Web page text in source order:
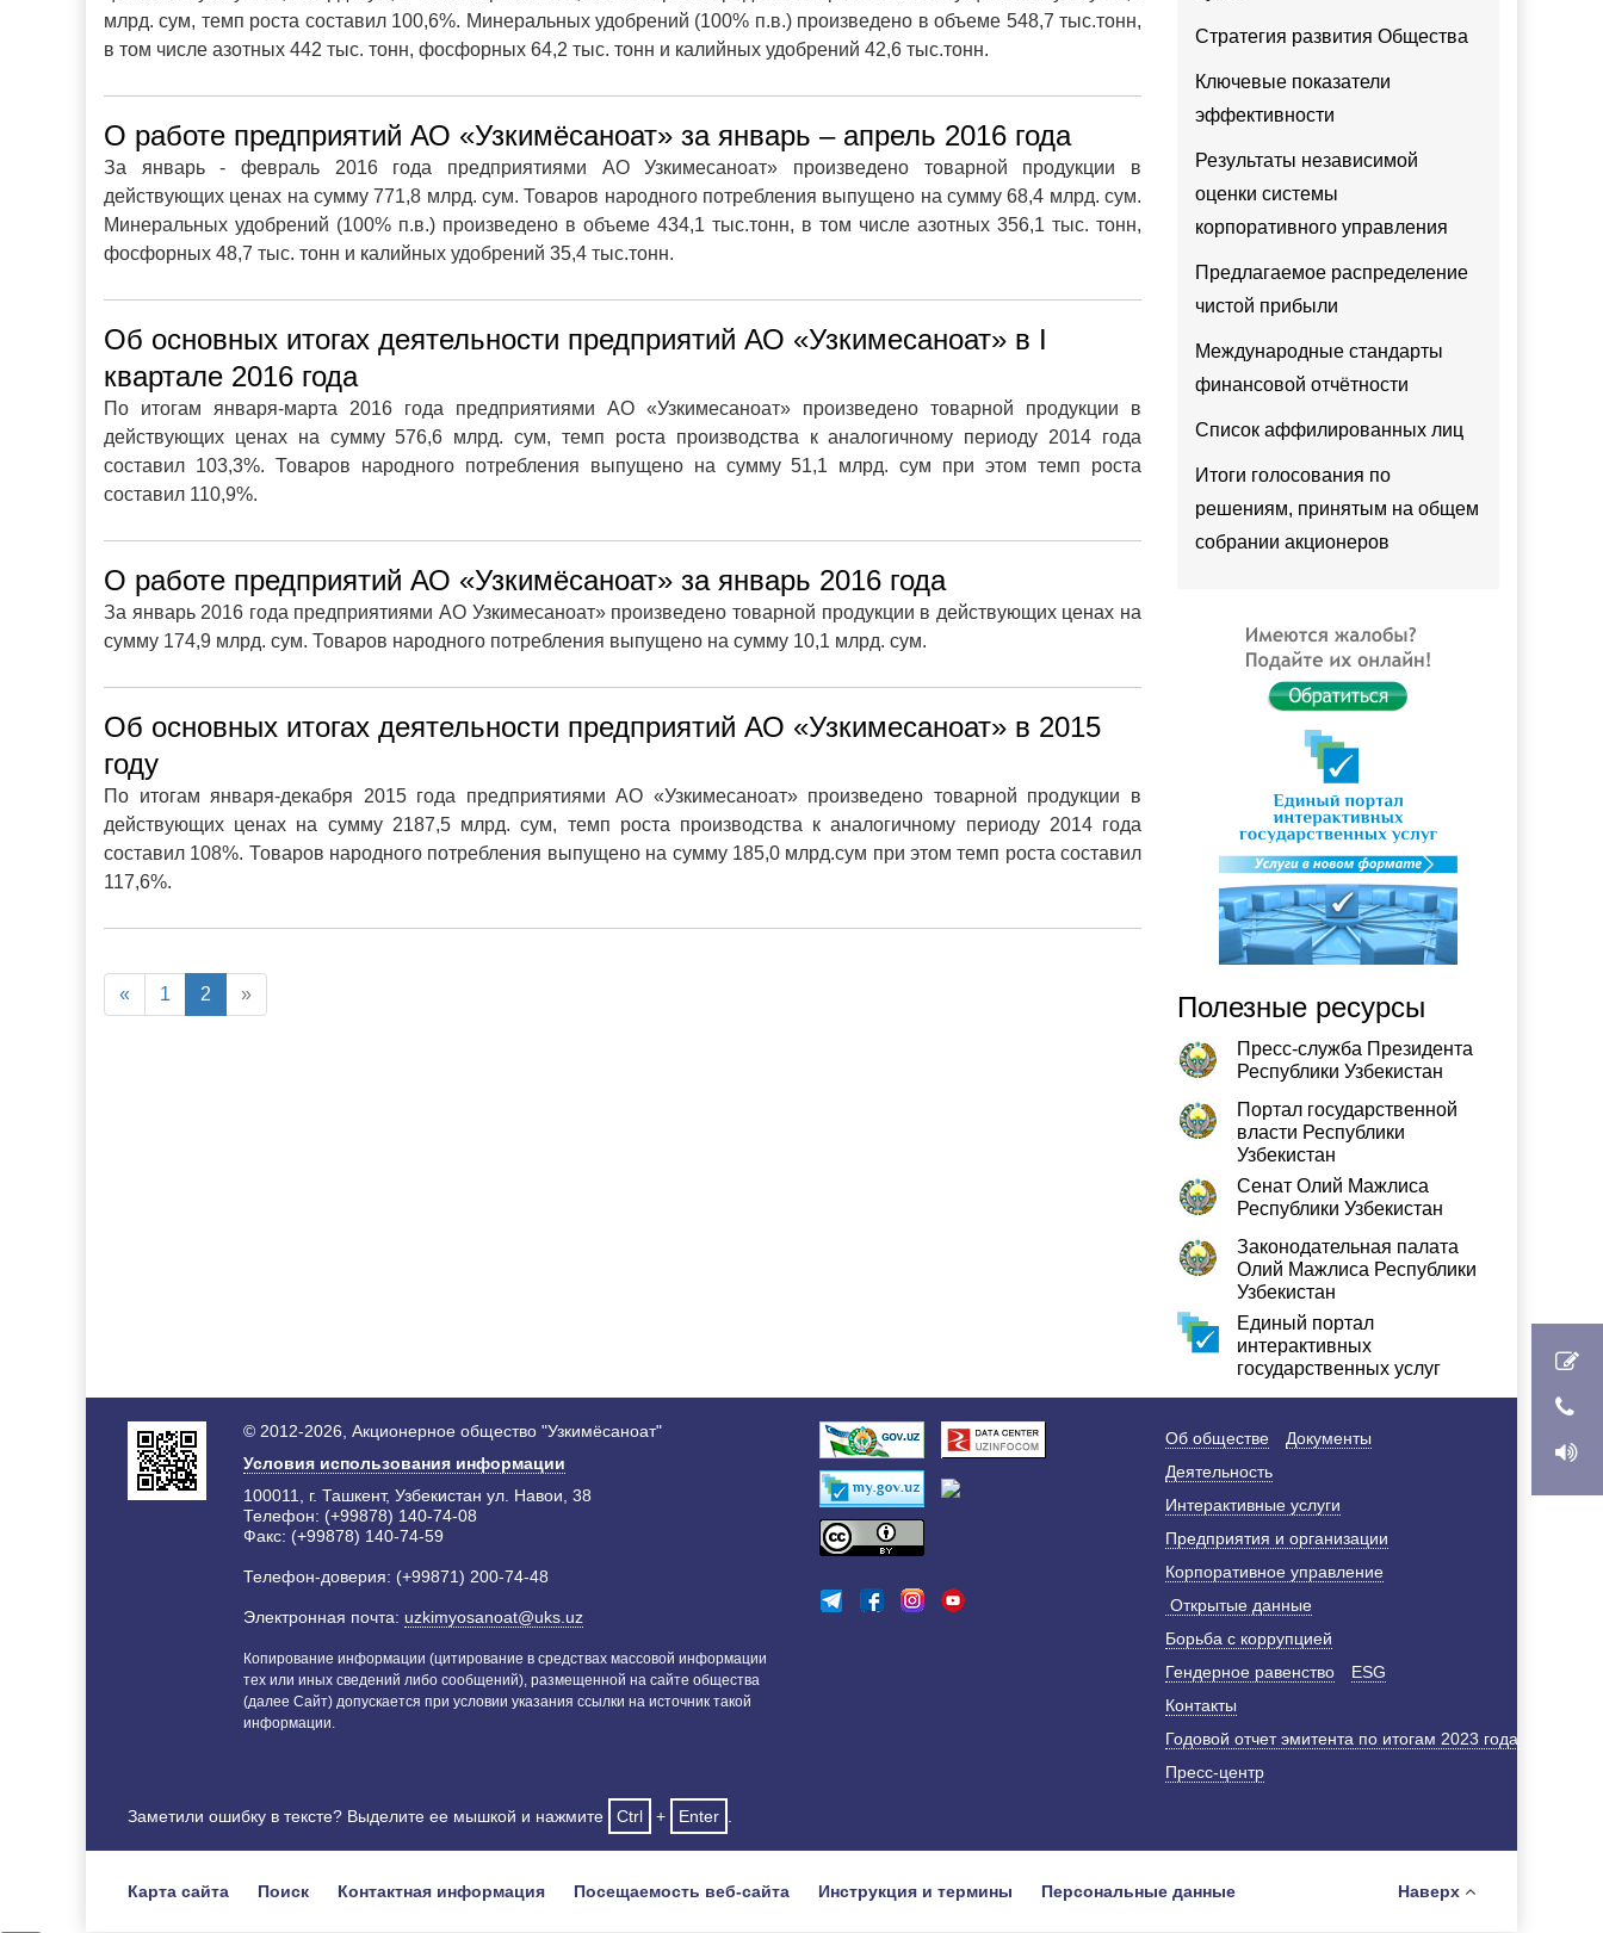
млрд. сум, темп роста составил 100,6%. Минеральных удобрений (100% п.в.) произведено в объеме 548,7 тыс.тонн,
в том числе азотных 442 тыс. тонн, фосфорных 64,2 тыс. тонн и калийных удобрений 42,6 тыс.тонн.
О работе предприятий АО «Узкимёсаноат» за январь – апрель 2016 года
За январь - февраль 2016 года предприятиями АО Узкимесаноат» произведено товарной продукции в
действующих ценах на сумму 771,8 млрд. сум. Товаров народного потребления выпущено на сумму 68,4 млрд. сум.
Минеральных удобрений (100% п.в.) произведено в объеме 434,1 тыс.тонн, в том числе азотных 356,1 тыс. тонн,
фосфорных 48,7 тыс. тонн и калийных удобрений 35,4 тыс.тонн.
Об основных итогах деятельности предприятий АО «Узкимесаноат» в I
квартале 2016 года
По итогам января-марта 2016 года предприятиями АО «Узкимесаноат» произведено товарной продукции в
действующих ценах на сумму 576,6 млрд. сум, темп роста производства к аналогичному периоду 2014 года
составил 103,3%. Товаров народного потребления выпущено на сумму 51,1 млрд. сум при этом темп роста
составил 110,9%.
О работе предприятий АО «Узкимёсаноат» за январь 2016 года
За январь 2016 года предприятиями АО Узкимесаноат» произведено товарной продукции в действующих ценах на
сумму 174,9 млрд. сум. Товаров народного потребления выпущено на сумму 10,1 млрд. сум.
Об основных итогах деятельности предприятий АО «Узкимесаноат» в 2015
году
По итогам января-декабря 2015 года предприятиями АО «Узкимесаноат» произведено товарной продукции в
действующих ценах на сумму 2187,5 млрд. сум, темп роста производства к аналогичному периоду 2014 года
составил 108%. Товаров народного потребления выпущено на сумму 185,0 млрд.сум при этом темп роста составил
117,6%.
« 1 2 »
Стратегия развития Общества
Ключевые показатели
эффективности
Результаты независимой
оценки системы
корпоративного управления
Предлагаемое распределение
чистой прибыли
Международные стандарты
финансовой отчётности
Список аффилированных лиц
Итоги голосования по
решениям, принятым на общем
собрании акционеров
Полезные ресурсы
Пресс-служба Президента
Республики Узбекистан
Портал государственной
власти Республики
Узбекистан
Сенат Олий Мажлиса
Республики Узбекистан
Законодательная палата
Олий Мажлиса Республики
Узбекистан
Единый портал
интерактивных
государственных услуг
© 2012-2026, Акционерное общество "Узкимёсаноат"
Условия использования информации
100011, г. Ташкент, Узбекистан ул. Навои, 38
Телефон: (+99878) 140-74-08
Факс: (+99878) 140-74-59
Телефон-доверия: (+99871) 200-74-48
Электронная почта: uzkimyosanoat@uks.uz
Копирование информации (цитирование в средствах массовой информации
тех или иных сведений либо сообщений), размещенной на сайте общества
(далее Сайт) допускается при условии указания ссылки на источник такой
информации.
Об обществе
Документы
Деятельность
Интерактивные услуги
Предприятия и организации
Корпоративное управление
Открытые данные
Борьба с коррупцией
Гендерное равенство
ESG
Контакты
Годовой отчет эмитента по итогам 2023 года
Пресс-центр
Заметили ошибку в тексте? Выделите ее мышкой и нажмите Ctrl + Enter
Карта сайта Поиск Контактная информация Посещаемость веб-сайта Инструкция и термины Персональные данные Наверх